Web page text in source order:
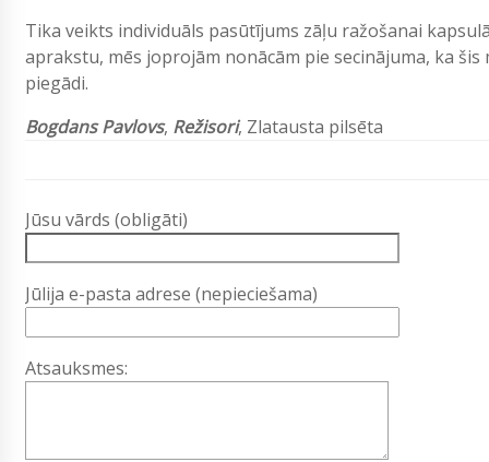
Tika veikts individuāls pasūtījums zāļu ražošanai
aprakstu, mēs joprojām nonācām pie secinājuma, ka
piegādi.
Bogdans Pavlovs, Režisori, Zlatausta pilsēta
Jūsu vārds (obligāti)
Jūlija e-pasta adrese (nepieciešama)
Atsauksmes: